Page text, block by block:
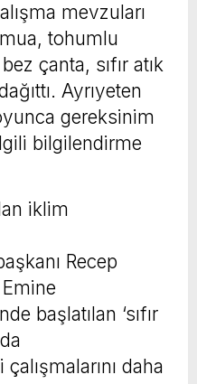
mevzuları
tohumlu
çanta, sıfır atık
Ayrıyeten
gereksinim
bilgilendirme
iklim
Recep
başlatılan ‘sıfır
daha